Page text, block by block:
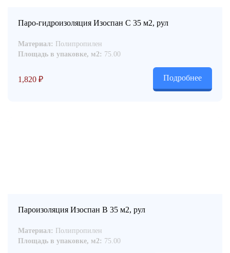
Паро-гидроизоляция Изоспан С 35 м2, рул
Материал: Полипропилен
Площадь в упаковке, м2: 75.00
1,820 ₽ Подробнее
Пароизоляция Изоспан B 35 м2, рул
Материал: Полипропилен
Площадь в упаковке, м2: 75.00